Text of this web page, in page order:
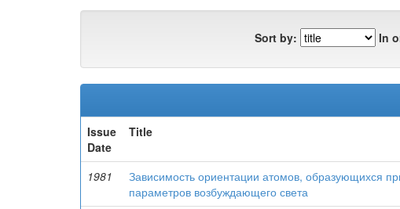
Sort by: In
Issue
Date
Title
1981
Зависимость ориентации атомов, образующихся
параметров возбуждающего света